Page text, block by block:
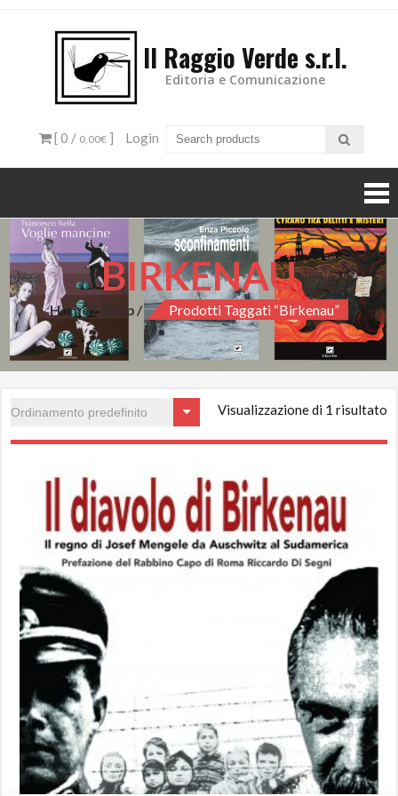
Il Raggio Verde s.r.l.
Editoria e Comunicazione
[ 0 / 0,00€] Login
BIRKENAU
Home Shop Prodotti Taggati “Birkenau”
Visualizzazione di 1 risultato